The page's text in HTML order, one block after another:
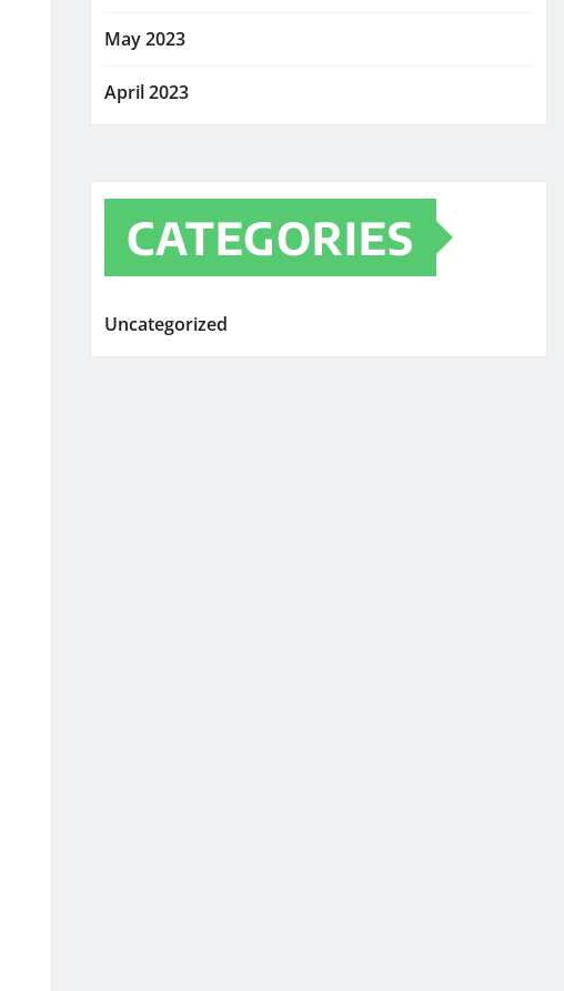
May 2023
April 2023
CATEGORIES
Uncategorized